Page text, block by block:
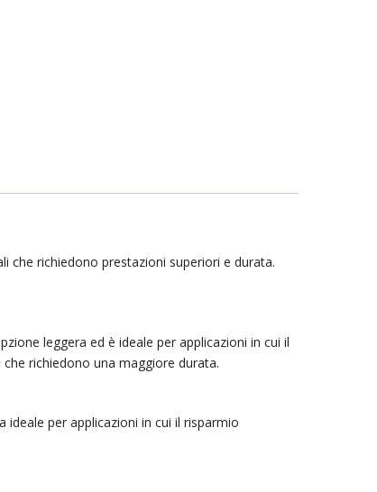
che richiedono prestazioni superiori e durata.
leggera ed è ideale per applicazioni in cui il
richiedono una maggiore durata.
per applicazioni in cui il risparmio